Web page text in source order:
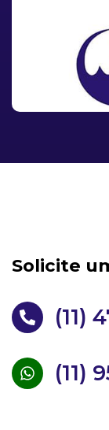
Solicite
(11)
(11)